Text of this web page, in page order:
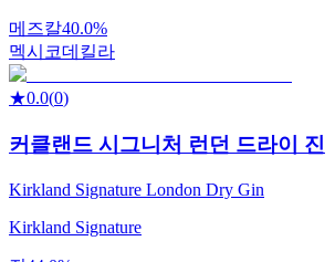
메즈칼40.0%
멕시코데킬라
★0.0(0)
커클랜드 시그니처 런던 드라이 진
Kirkland Signature London Dry Gin
Kirkland Signature